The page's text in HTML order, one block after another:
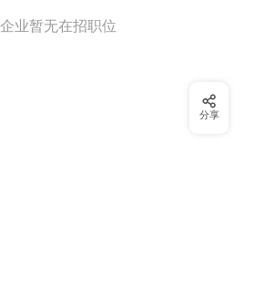
业暂无在招职位
分享